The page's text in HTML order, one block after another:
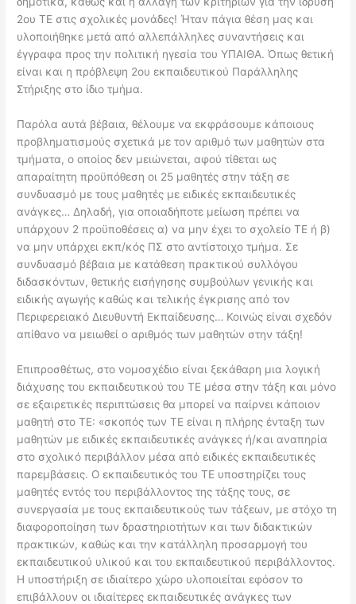
2ουΤΕ στις σχολικές μονάδες! Ήταν πάγια θέση μας και
υλοποιήθηκε μετά από αλλεπάλληλες συναντήσεις και
έγγραφα προς την πολιτική ηγεσία του ΥΠΑΙΘΑ. Όπως θετική
είναι και η πρόβλεψη 2ου εκπαιδευτικού Παράλληλης
Στήριξης στο ίδιο τμήμα.
Παρόλα αυτά βέβαια, θέλουμε να εκφράσουμε κάποιους
προβληματισμούς σχετικά με τον αριθμό των μαθητών στα
τμήματα, ο οποίος δεν μειώνεται, αφού τίθεται ως
απαραίτητη προϋπόθεση οι 25 μαθητές στην τάξη σε
συνδυασμό με τους μαθητές με ειδικές εκπαιδευτικές
ανάγκες… Δηλαδή, για οποιαδήποτε μείωση πρέπει να
υπάρχουν 2 προϋποθέσεις α) να μην έχει το σχολείο ΤΕ ή β)
να μην υπάρχει εκπ/κός ΠΣ στο αντίστοιχο τμήμα. Σε
συνδυασμό βέβαια με κατάθεση πρακτικού συλλόγου
διδασκόντων, θετικής εισήγησης συμβούλων γενικής και
ειδικής αγωγής καθώς και τελικής έγκρισης από τον
Περιφερειακό Διευθυντή Εκπαίδευσης… Κοινώς είναι σχεδόν
απίθανο να μειωθεί ο αριθμός των μαθητών στην τάξη!
Επιπροσθέτως, στο νομοσχέδιο είναι ξεκάθαρη μια λογική
διάχυσης του εκπαιδευτικού του ΤΕ μέσα στην τάξη και μόνο
σε εξαιρετικές περιπτώσεις θα μπορεί να παίρνει κάποιον
μαθητή στο ΤΕ: «σκοπός των ΤΕ είναι η πλήρης ένταξη των
μαθητών με ειδικές εκπαιδευτικές ανάγκες ή/και αναπηρία
στο σχολικό περιβάλλον μέσα από ειδικές εκπαιδευτικές
παρεμβάσεις. Ο εκπαιδευτικός του ΤΕ υποστηρίζει τους
μαθητές εντός του περιβάλλοντος της τάξης τους, σε
συνεργασία με τους εκπαιδευτικούς των τάξεων, με στόχο τη
διαφοροποίηση των δραστηριοτήτων και των διδακτικών
πρακτικών, καθώς και την κατάλληλη προσαρμογή του
εκπαιδευτικού υλικού και του εκπαιδευτικού περιβάλλοντος.
Η υποστήριξη σε ιδιαίτερο χώρο υλοποιείται εφόσον το
επιβάλλουν οι ιδιαίτερες εκπαιδευτικές ανάγκες των